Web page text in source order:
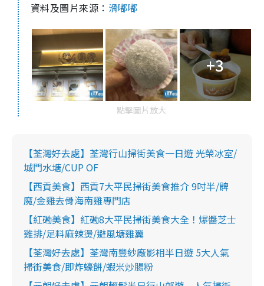
資料及圖片來源： 滑嘟嘟
+3
點擊圖片放大
【荃灣好去處】荃灣行山掃街美食一日遊 光榮冰室/
城門水塘/CUP OF
【西貢美食】西貢7大平民掃街美食推介 9吋半/髀
魔/金雞去骨海南雞專門店
【紅磡美食】紅磡8大平民掃街美食大全！爆醬芝士
雞排/足料麻辣燙/避風塘雞翼
【荃灣好去處】荃灣南豐紗廠影相半日遊 5大人氣
掃街美食/即炸蠔餅/蝦米炒腸粉